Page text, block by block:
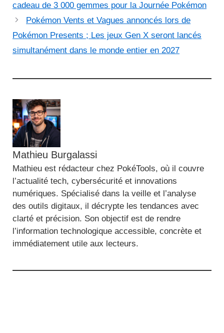
cadeau de 3 000 gemmes pour la Journée Pokémon
Pokémon Vents et Vagues annoncés lors de
Pokémon Presents ; Les jeux Gen X seront lancés
simultanément dans le monde entier en 2027
Mathieu Burgalassi
Mathieu est rédacteur chez PokéTools, où il couvre
l’actualité tech, cybersécurité et innovations
numériques. Spécialisé dans la veille et l’analyse
des outils digitaux, il décrypte les tendances avec
clarté et précision. Son objectif est de rendre
l’information technologique accessible, concrète et
immédiatement utile aux lecteurs.